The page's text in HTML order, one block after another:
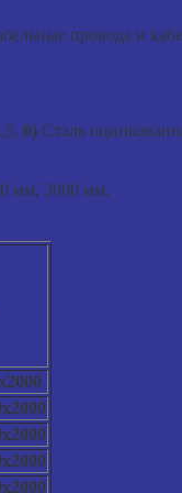
провода и
б) Сталь
мм, 3000 мм.